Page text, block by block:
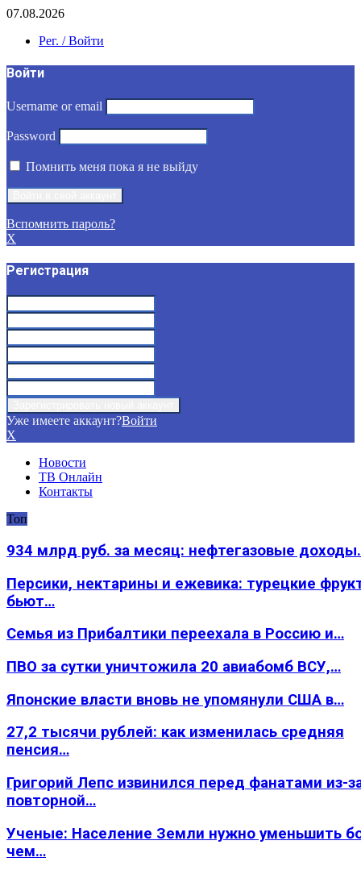
07.08.2026
Рег. / Войти
Войти
Username or email
Password
Помнить меня пока я не выйду
Вспомнить пароль?
X
Регистрация
Уже имеете аккаунт?Войти
X
Новости
ТВ Онлайн
Контакты
Топ
934 млрд руб. за месяц: нефтегазовые
Персики, нектарины и ежевика: турецкие
бьют…
Семья из Прибалтики переехала в Россию и…
ПВО за сутки уничтожила 20 авиабомб ВСУ,…
Японские власти вновь не упомянули США в…
27,2 тысячи рублей: как изменилась средняя
пенсия…
Григорий Лепс извинился перед фанатами из-
повторной…
Ученые: Население Земли нужно уменьшить
чем…